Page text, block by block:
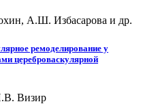
А.Ш. Избасарова и др.
ремоделирование у
цереброваскулярной
Визир